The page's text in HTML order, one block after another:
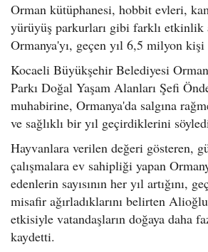
Orman kütüphanesi, hobbit evleri,
yürüyüş parkurları gibi farklı etkinlik
Ormanya'yı, geçen yıl 6,5 milyon
Kocaeli Büyükşehir Belediyesi
Parkı Doğal Yaşam Alanları Şefi
muhabirine, Ormanya'da salgına
ve sağlıklı bir yıl geçirdiklerini
Hayvanlara verilen değeri gösteren,
çalışmalara ev sahipliği yapan
edenlerin sayısının her yıl artığını,
misafir ağırladıklarını belirten
etkisiyle vatandaşların doğaya daha
kaydetti.